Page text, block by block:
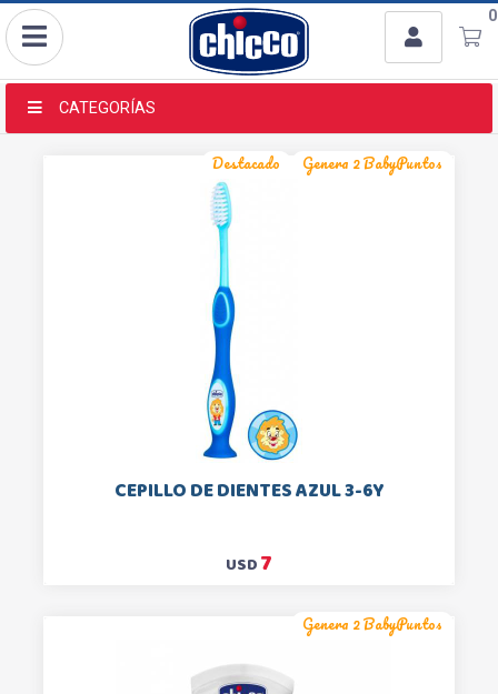
0
Usuario
Ingresar con Facebook
o
Olvidé mi clave
CATEGORÍAS
Destacado Genera 2 BabyPuntos
CEPILLO DE DIENTES AZUL 3-6Y
USD7
Genera 2 BabyPuntos